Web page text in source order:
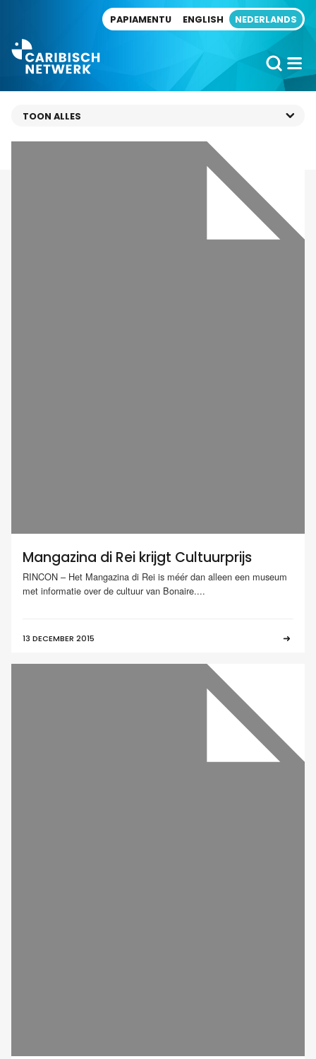
PAPIAMENTU ENGLISH NEDERLANDS
Mangazina di Rei krijgt Cultuurprijs
RINCON – Het Mangazina di Rei is méér dan alleen een museum
met informatie over de cultuur van Bonaire....
13 DECEMBER 2015